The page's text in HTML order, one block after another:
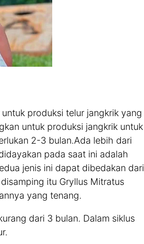
produksi telur jangkrik yang
untuk produksi jangkrik untuk
2-3 bulan.Ada lebih dari
pada saat ini adalah
jenis ini dapat dibedakan dari
itu Gryllus Mitratus
yang tenang.
dari 3 bulan. Dalam siklus